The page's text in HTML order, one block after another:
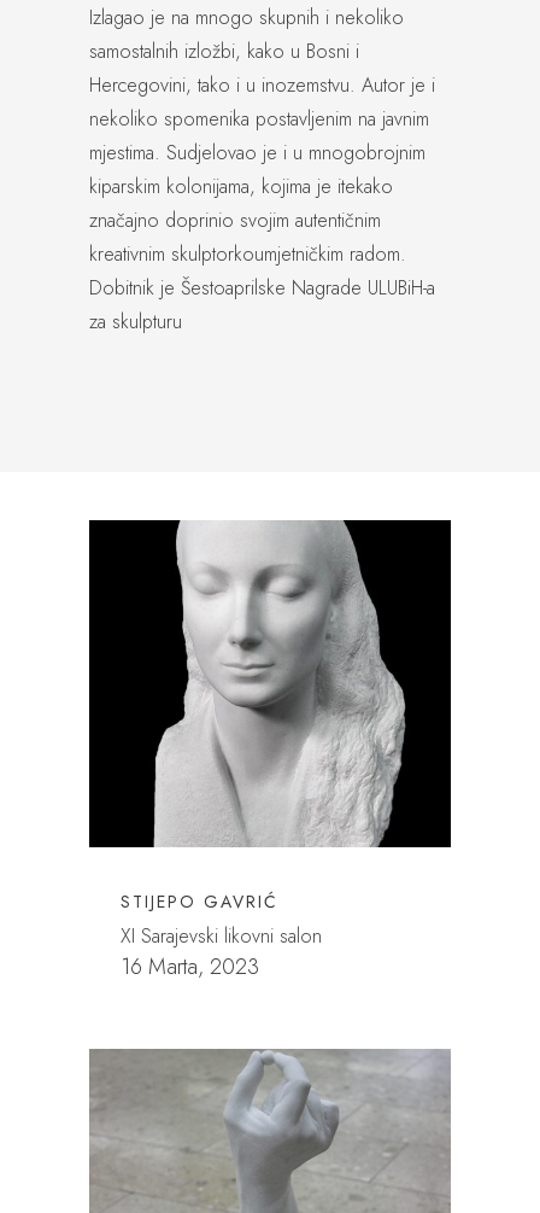
Izlagao je na mnogo skupnih i nekoliko
samostalnih izložbi, kako u Bosni i
Hercegovini, tako i u inozemstvu. Autor je i
nekoliko spomenika postavljenim na javnim
mjestima. Sudjelovao je i u mnogobrojnim
kiparskim kolonijama, kojima je itekako
značajno doprinio svojim autentičnim
kreativnim skulptorkoumjetničkim radom.
Dobitnik je Šestoaprilske Nagrade ULUBiH-a
za skulpturu
STIJEPO GAVRIĆ
XI Sarajevski likovni salon
16 Marta, 2023